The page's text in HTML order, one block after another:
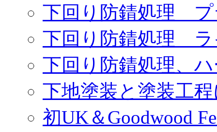
下回り防錆処理 プ
下回り防錆処理 ラ
下回り防錆処理、
下地塗装と塗装工
初UK＆Goodwood